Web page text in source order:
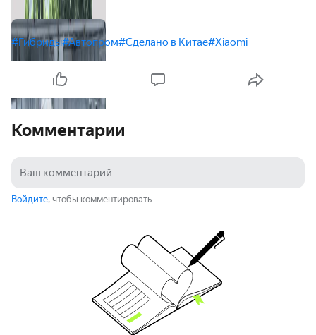
#Гибриды#Автопром#Сделано в Китае#Xiaomi
Комментарии
Войдите, чтобы комментировать